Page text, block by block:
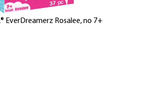
EverDreamerz Rosalee, no 7+